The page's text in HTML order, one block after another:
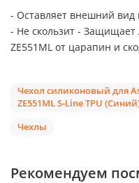
- Оставляет внешний
- Не скользит - Защищает
ZE551ML от царапин и
Чехол силиконовый для
ZE551ML S-Line TPU
Чехлы
Рекомендуем